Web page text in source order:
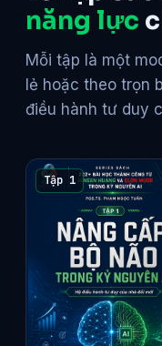
năng lực
Mỗi tập là một
lẻ hoặc theo trọn
điều hành tư duy
Tập 1